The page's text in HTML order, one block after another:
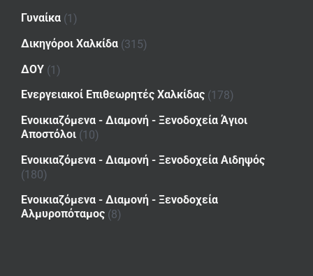
Γυναίκα (1)
Δικηγόροι Χαλκίδα (315)
ΔΟΥ (1)
Ενεργειακοί Επιθεωρητές Χαλκίδας (178)
Ενοικιαζόμενα - Διαμονή - Ξενοδοχεία Άγιοι
Αποστόλοι (10)
Ενοικιαζόμενα - Διαμονή - Ξενοδοχεία Αιδηψός
(180)
Ενοικιαζόμενα - Διαμονή - Ξενοδοχεία
Αλμυροπόταμος (8)